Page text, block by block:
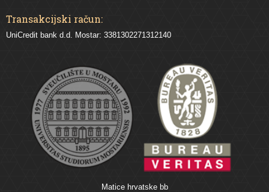
Transakcijski račun:
UniCredit bank d.d. Mostar: 3381302271312140
Matice hrvatske bb